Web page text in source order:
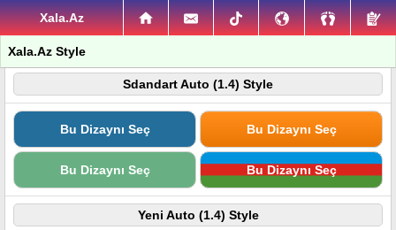
Xala.Az
Xala.Az Style
Sdandart Auto (1.4) Style
Bu Dizaynı Seç Bu Dizaynı Seç
Bu Dizaynı Seç Bu Dizaynı Seç
Yeni Auto (1.4) Style